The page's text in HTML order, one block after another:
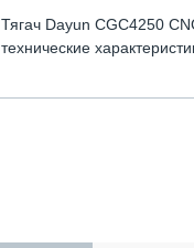
Тягач Dayun CGC4250
технические